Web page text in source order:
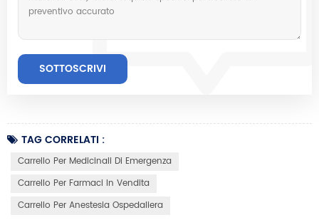
TAG CORRELATI :
Carrello Per Medicinali Di Emergenza
Carrello Per Farmaci In Vendita
Carrello Per Anestesia Ospedaliera